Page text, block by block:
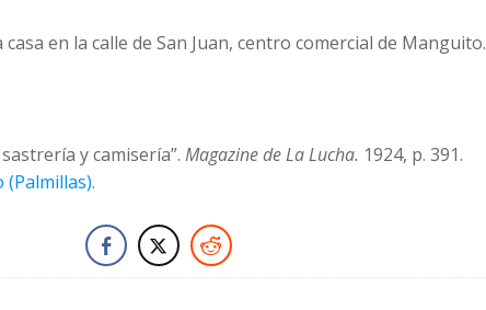
en la calle de San Juan, centro comercial de Manguito.
y camisería”. Magazine de La Lucha. 1924, p. 391.